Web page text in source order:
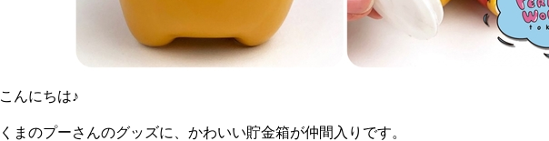
こんにちは♪
くまのプーさんのグッズに、かわいい貯金箱が仲間入りです。